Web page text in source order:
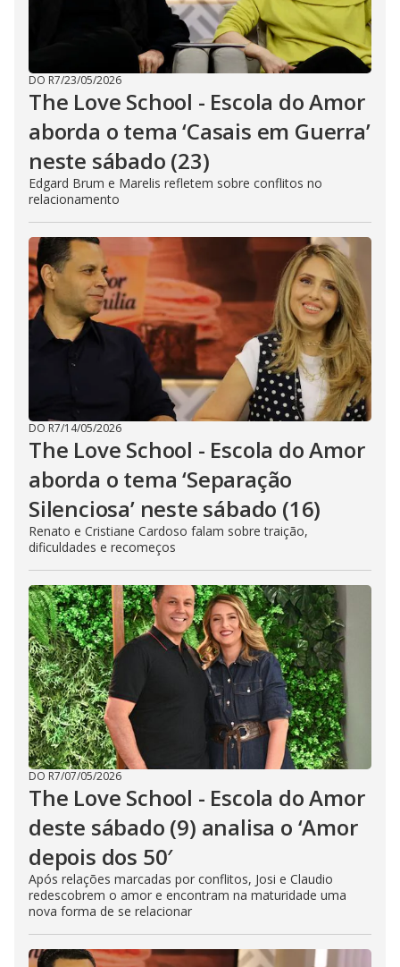
DO R7/23/05/2026
The Love School - Escola do Amor
aborda o tema ‘Casais em Guerra’
neste sábado (23)
Edgard Brum e Marelis refletem sobre conflitos no
relacionamento
DO R7/14/05/2026
The Love School - Escola do Amor
aborda o tema ‘Separação
Silenciosa’ neste sábado (16)
Renato e Cristiane Cardoso falam sobre traição,
dificuldades e recomeços
DO R7/07/05/2026
The Love School - Escola do Amor
deste sábado (9) analisa o ‘Amor
depois dos 50′
Após relações marcadas por conflitos, Josi e Claudio
redescobrem o amor e encontram na maturidade uma
nova forma de se relacionar